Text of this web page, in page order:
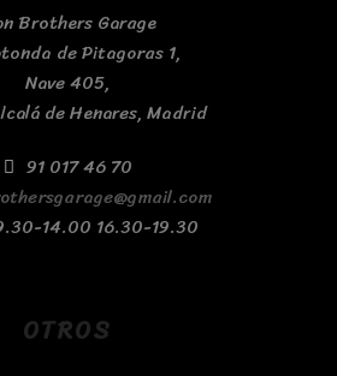
Brothers Garage
de Pitagoras 1,
Nave 405,
de Henares, Madrid
91 017 46 70
14.00 16.30-19.30
OTROS